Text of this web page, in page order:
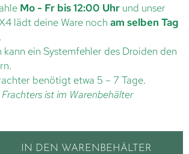
Mo - Fr bis 12:00 Uhr und unser
lädt deine Ware noch am selben Tag
kann ein Systemfehler des Droiden den
benötigt etwa 5 – 7 Tage.
ist im Warenbehälter
IN DEN WARENBEHÄLTER